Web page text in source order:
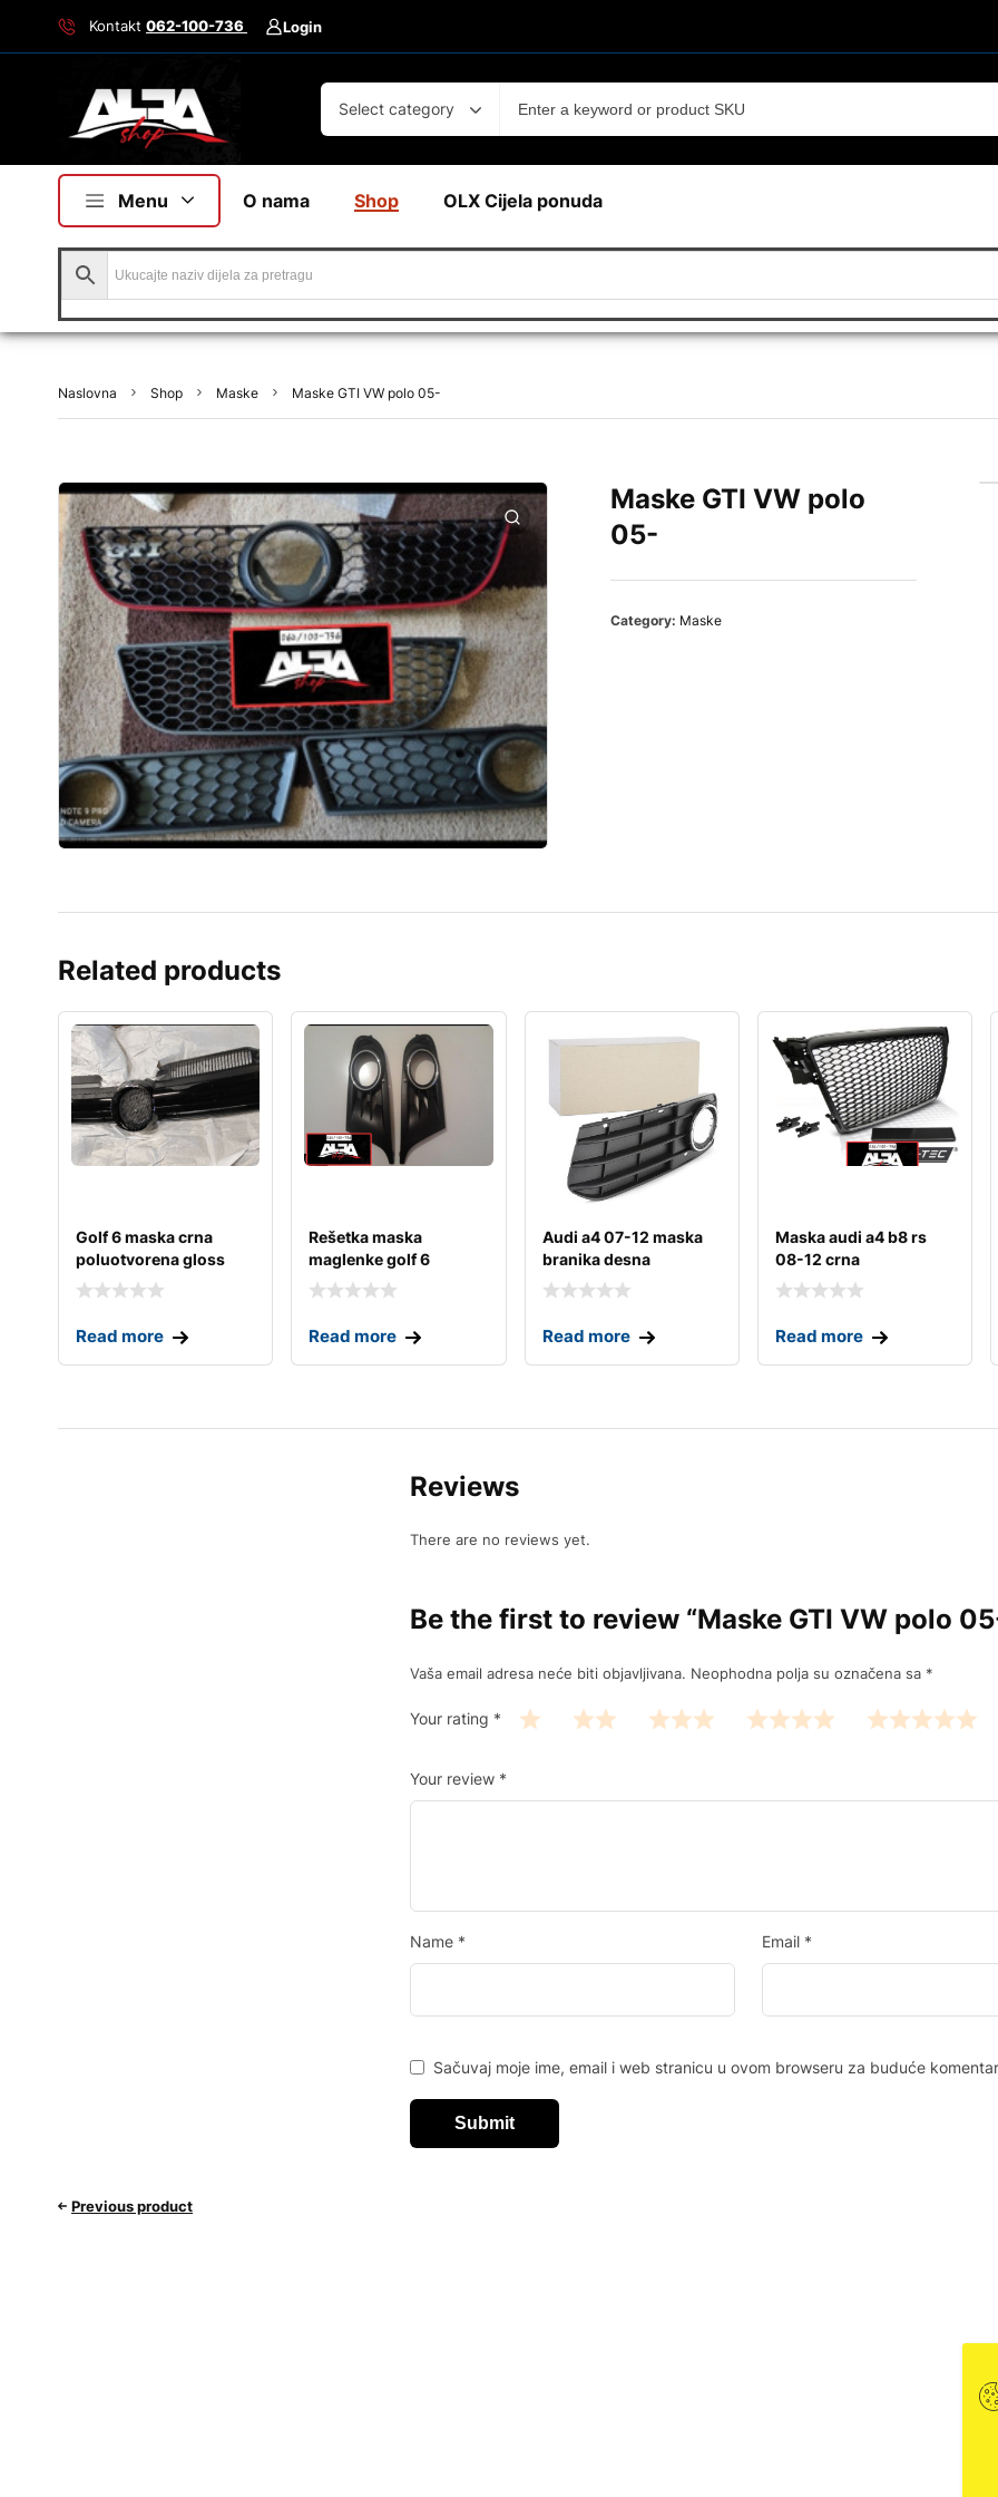
Kontakt 062-100-736 Login
Select category
Menu O nama Shop OLX Cijela ponuda
Naslovna Shop Maske Maske GTI VW polo 05-
Maske GTI VW polo
05-
Category: Maske
Related products
Golf 6 maska crna
poluotvorena gloss
Read more
Rešetka maska
maglenke golf 6
062/100-736
Read more
Audi a4 07-12 maska
branika desna
Read more
Maska audi a4 b8 rs
08-12 crna
Read more
Reviews
There are no reviews yet.
Be the first to review “Maske GTI VW polo
Vaša email adresa neće biti objavljivana. Neophodna polja su označena sa *
Your rating *
Your review *
Name * Email *
Sačuvaj moje ime, email i web stranicu u ovom browseru za buduće
Previous product